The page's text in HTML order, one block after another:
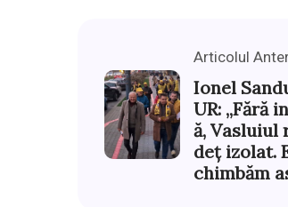
Articolul
Ionel
UR: „Fără
ă, Vasluiul
deț izolat.
chimbăm